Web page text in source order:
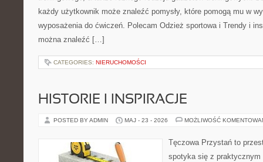
każdy użytkownik może znaleźć pomysły, które pomogą mu w
wyposażenia do ćwiczeń. Polecam Odzież sportowa i Trendy i
można znaleźć […]
CATEGORIES: NIERUCHOMOŚCI
HISTORIE I INSPIRACJE
POSTED BY ADMIN MAJ - 23 - 2026 MOŻLIWOŚĆ
Tęczowa Przystań to
spotyka się z praktycznym